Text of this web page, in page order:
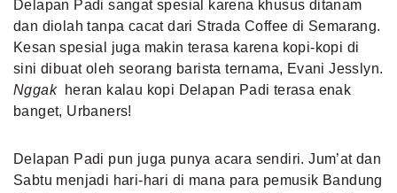
Delapan Padi sangat spesial karena khusus ditanam
dan diolah tanpa cacat dari Strada Coffee di Semarang.
Kesan spesial juga makin terasa karena kopi-kopi di
sini dibuat oleh seorang barista ternama, Evani Jesslyn.
Nggakheran kalau kopi Delapan Padi terasa enak
banget, Urbaners!
Delapan Padi pun juga punya acara sendiri. Jum’at dan
Sabtu menjadi hari-hari di mana para pemusik Bandung